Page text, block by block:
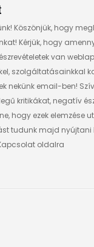
Köszönjük, hogy
Kérjük, hogy
van
szolgáltatásainkkal
nekünk email-ben!
kritikákat, negatív
hogy ezek elemzése
tudunk majd nyújtani
oldalra